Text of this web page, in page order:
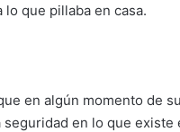
lo que pillaba en casa.
en algún momento de
en lo que